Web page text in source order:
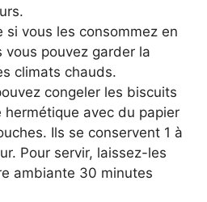
si vous les consommez en
vous pouvez garder la
climats chauds.
congeler les biscuits
avec du papier
Ils se conservent 1 à
Pour servir, laissez-les
ambiante 30 minutes